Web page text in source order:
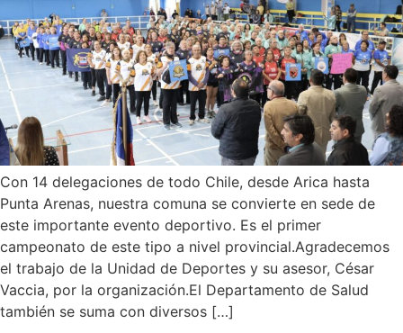
Con 14 delegaciones de todo Chile, desde Arica hasta
Punta Arenas, nuestra comuna se convierte en sede de
este importante evento deportivo. Es el primer
campeonato de este tipo a nivel provincial.Agradecemos
el trabajo de la Unidad de Deportes y su asesor, César
Vaccia, por la organización.El Departamento de Salud
también se suma con diversos […]